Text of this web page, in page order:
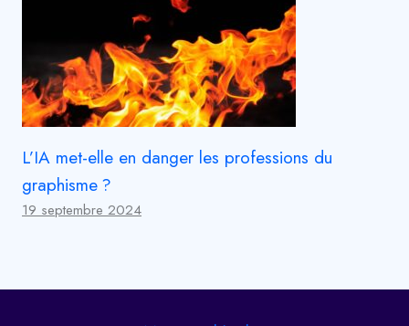
L’IA met-elle en danger les professions du
graphisme ?
19 septembre 2024